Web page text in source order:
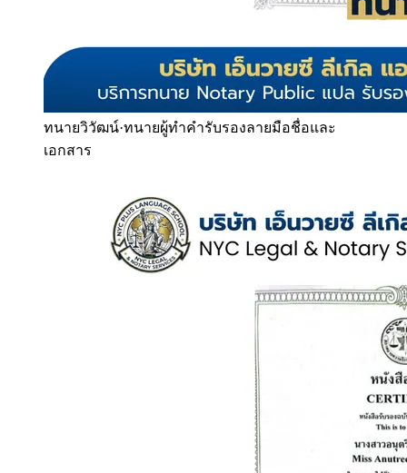
ทนายวิวัฒน์·ทนายผู้ทำคำรับรองลายมือชื่อและ
เอกสาร